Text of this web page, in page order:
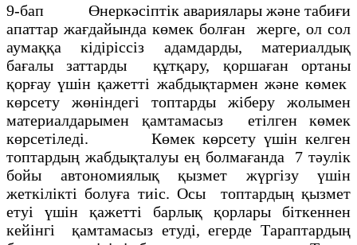
9-бап Өнеркәсіптік авариялары және табиғи
апаттар жағдайында көмек болған жерге, ол сол
аумаққа кідіріссіз адамдарды, материалдық
бағалы заттарды құтқару, қоршаған ортаны
қорғау үшін қажетті жабдықтармен және көмек
көрсету жөніндегі топтарды жіберу жолымен
материалдарымен қамтамасыз етілген көмек
көрсетіледі. Көмек көрсету үшін келген
топтардың жабдықталуы ең болмағанда 7 тәулік
бойы автономиялық қызмет жүргізу үшін
жеткілікті болуға тиіс. Осы топтардың қызмет
етуі үшін қажетті барлық қорлары біткеннен
кейінгі қамтамасыз етуді, егерде Тараптардың